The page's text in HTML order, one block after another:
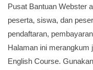
Pusat Bantuan Webster
peserta, siswa, dan
pendaftaran,
Halaman ini merangkum
English Course.